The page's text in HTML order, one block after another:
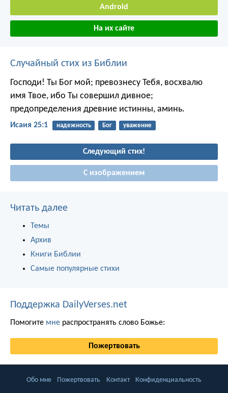
Android
На их сайте
Случайный стих из Библии
Господи! Ты Бог мой; превознесу Тебя, восхвалю
имя Твое, ибо Ты совершил дивное;
предопределения древние истинны, аминь.
Исаия 25:1 надежность Бог уважение
Следующий стих!
С изображением
Читать далее
Темы
Архив
Книги Библии
Самые популярные стихи
Поддержка DailyVerses.net
Помогите мне распространять слово Божье:
Пожертвовать
Обо мне Пожертвовать Контакт Конфиденциальность